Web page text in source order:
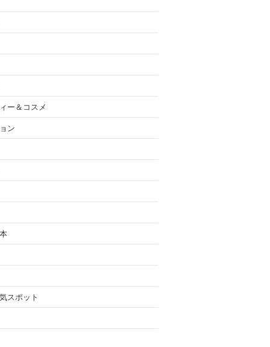
ー＆コスメ
ン
スポット